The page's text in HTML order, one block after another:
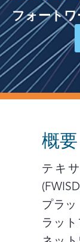
フォートワ
概要
テキ
プラッ
ラッ